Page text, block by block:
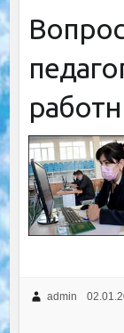
admin